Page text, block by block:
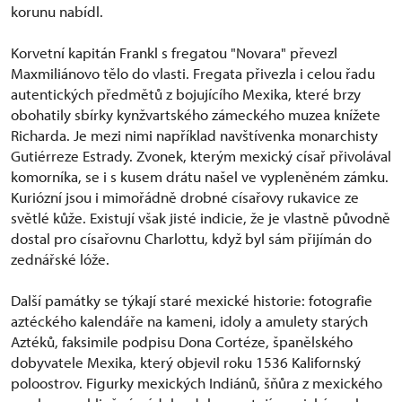
korunu nabídl.
Korvetní kapitán Frankl s fregatou "Novara" převezl
Maxmiliánovo tělo do vlasti. Fregata přivezla i celou řadu
autentických předmětů z bojujícího Mexika, které brzy
obohatily sbírky kynžvartského zámeckého muzea knížete
Richarda. Je mezi nimi například navštívenka monarchisty
Gutiérreze Estrady. Zvonek, kterým mexický císař přivolával
komorníka, se i s kusem drátu našel ve vypleněném zámku.
Kuriózní jsou i mimořádně drobné císařovy rukavice ze
světlé kůže. Existují však jisté indicie, že je vlastně původně
dostal pro císařovnu Charlottu, když byl sám přijímán do
zednářské lóže.
Další památky se týkají staré mexické historie: fotografie
aztéckého kalendáře na kameni, idoly a amulety starých
Aztéků, faksimile podpisu Dona Cortéze, španělského
dobyvatele Mexika, který objevil roku 1536 Kalifornský
poloostrov. Figurky mexických Indiánů, šňůra z mexického